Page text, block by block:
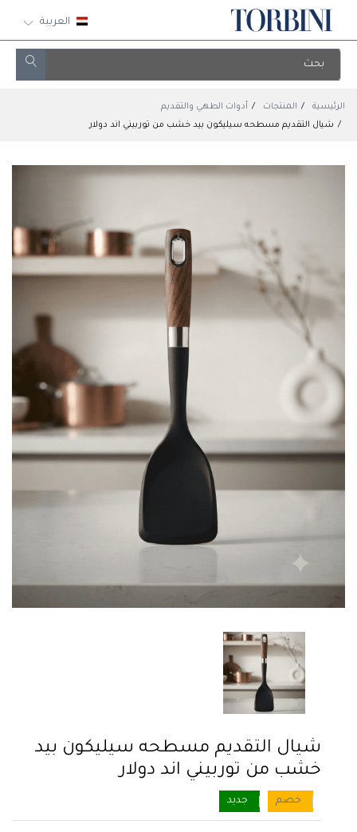
العربية
الرئيسية المنتجات
أدوات الطهي والتقديم
شيال التقديم مسطحه سيليكون بيد خشب من توربيني اند دولار
شيال التقديم مسطحه سيليكون بيد
خشب من توربيني اند دولار
خصم جديد